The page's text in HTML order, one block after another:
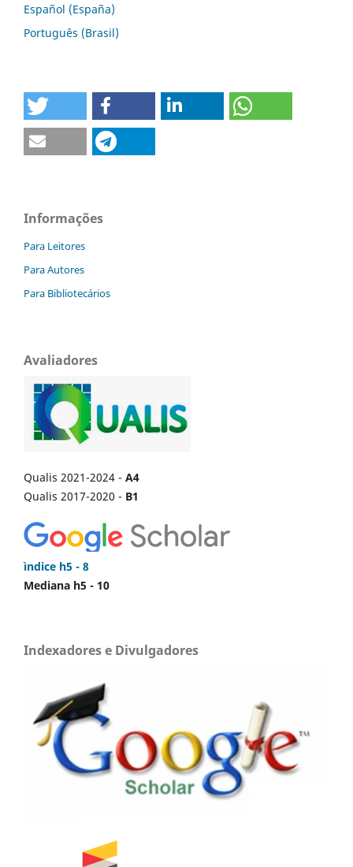
Español (España)
Português (Brasil)
Informações
Para Leitores
Para Autores
Para Bibliotecários
Avaliadores
Qualis 2021-2024 - A4
Qualis 2017-2020 - B1
ìndice h5 - 8
Mediana h5 - 10
Indexadores e Divulgadores